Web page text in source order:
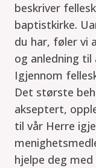
beskriver
baptistkirke.
du har, føler vi
og anledning
Igjennom
Det største
akseptert,
til vår Herre
hjelpe deg